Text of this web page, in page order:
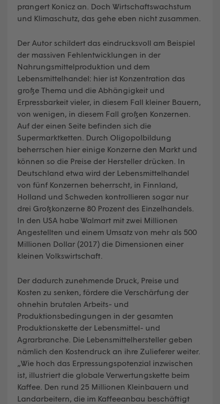
prangert Konicz an. Doch Wirtschaftswachstum
und Klimaschutz, das gehe eben nicht zusammen.
Der Autor schildert das eindrucksvoll am Beispiel
der massiven Fehlentwicklungen in der
Nahrungsmittelproduktion und dem
Lebensmittelhandel: hier ist Konzentration das
große Thema und die Abhängigkeit und
Erpressbarkeit vieler, in diesem Fall kleiner Bauern,
von wenigen, in diesem Fall großen Konzernen.
Auf der einen Seite befinden sich die
Supermarktketten. Durch Oligopolbildung
beherrschen hier einige Konzerne den Markt und
können so die Preise der Hersteller drücken. In
Deutschland etwa wird der Lebensmittelhandel
von fünf Konzernen beherrscht, in Finnland,
Holland und Schweden kontrollieren sogar nur
drei Großkonzerne 80 Prozent des Einzelhandels.
In den USA habe Walmart mit zwei Millionen
Angestellten und einem Umsatz von mehr als 500
Millionen Dollar (2017) die Dimensionen einer
kleinen Volkswirtschaft.
Der dadurch zunehmende Druck, Preise und
Kosten zu senken, fördere die Verschärfung der
ohnehin brutalen Arbeits- und
Produktionsbedingungen in der gesamten
Produktionskette der Lebensmittel- und
Agrarbranche. Die Lebensmittelhersteller geben
nämlich den Kostendruck an ihre Zulieferer weiter.
„Wie hoch das Erpressungspotenzial inzwischen
ist, illustriert die globale Verwertungskette beim
Kaffee. Den rund 25 Millionen Kleinbauern und
Landarbeitern, die im Kaffeeanbau beschäftigt